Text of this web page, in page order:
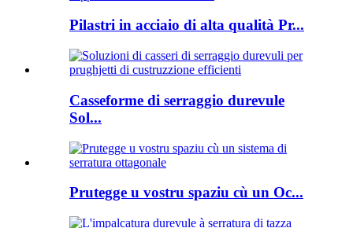
Pilastri in acciaio di alta qualità Pr...
Casseforme di serraggio durevule
Sol...
Prutegge u vostru spaziu cù un Oc...